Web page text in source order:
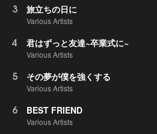
3 旅立ちの日に
Various Artists
4 君はずっと友達~卒業式に~
Various Artists
5 その夢が僕を強くする
Various Artists
6 BEST FRIEND
Various Artists